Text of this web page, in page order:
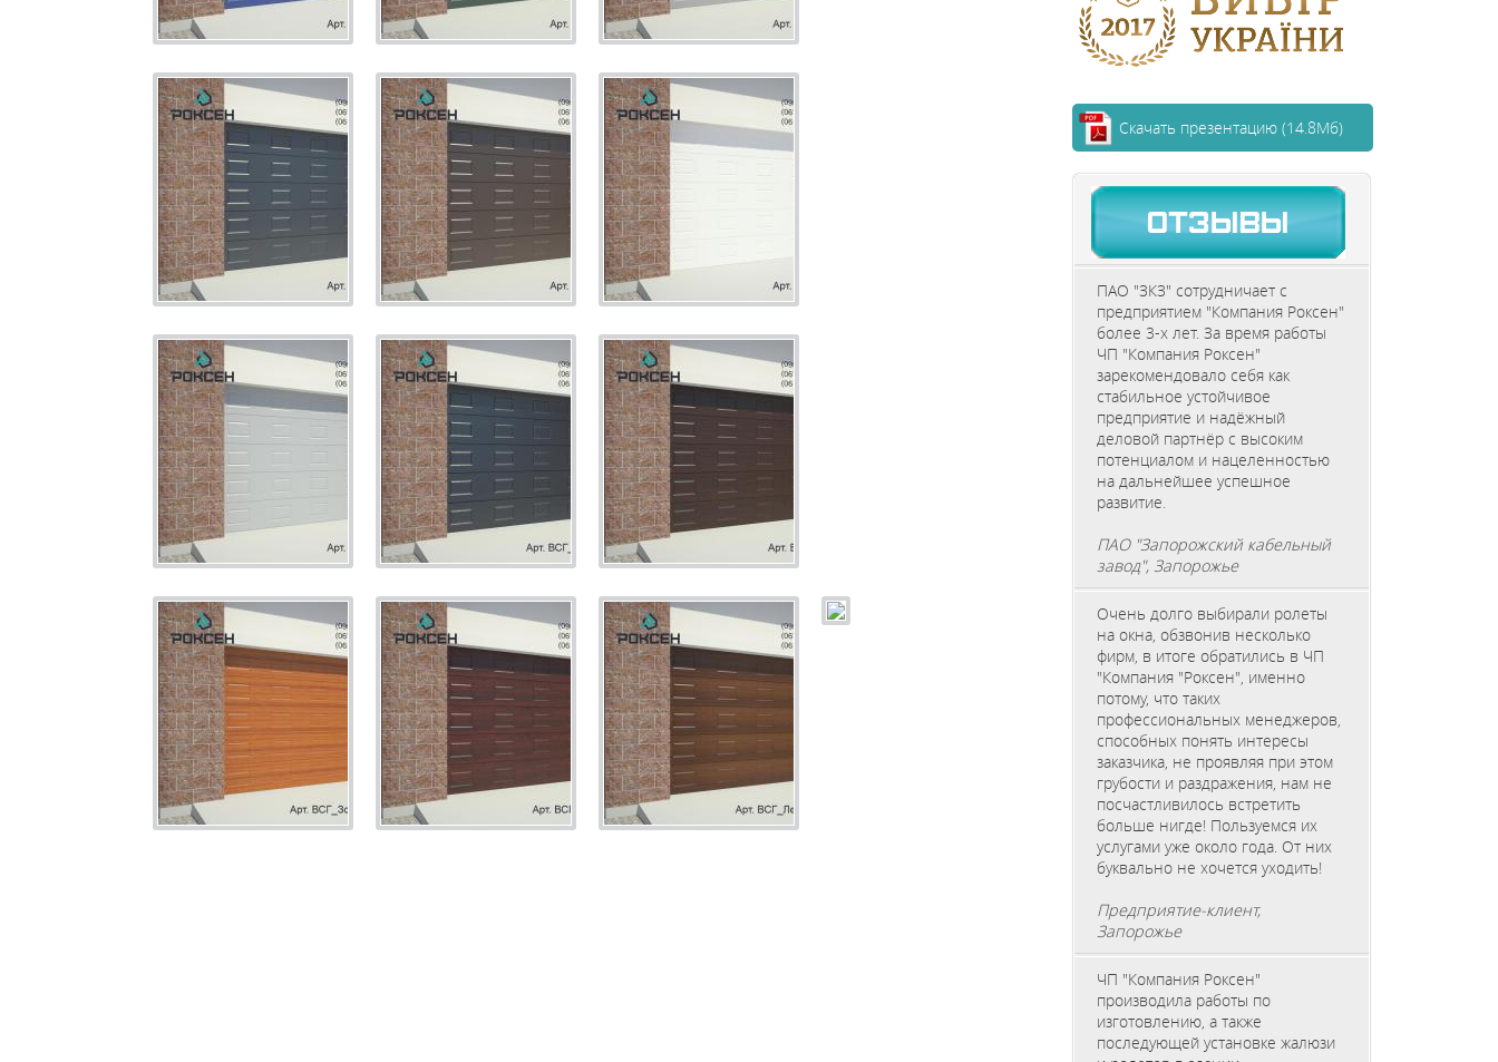
Скачать презентацию (14.8Мб)
ПАО "ЗКЗ" сотрудничает с
предприятием "Компания Роксен"
более 3-х лет. За время работы
ЧП "Компания Роксен"
зарекомендовало себя как
стабильное устойчивое
предприятие и надёжный
деловой партнёр с высоким
потенциалом и нацеленностью
на дальнейшее успешное
развитие.
ПАО "Запорожский кабельный
завод", Запорожье
Очень долго выбирали ролеты
на окна, обзвонив несколько
фирм, в итоге обратились в ЧП
"Компания "Роксен", именно
потому, что таких
профессиональных менеджеров,
способных понять интересы
заказчика, не проявляя при этом
грубости и раздражения, нам не
посчастливилось встретить
больше нигде! Пользуемся их
услугами уже около года. От них
буквально не хочется уходить!
Предприятие-клиент,
Запорожье
ЧП "Компания Роксен"
производила работы по
изготовлению, а также
последующей установке жалюзи